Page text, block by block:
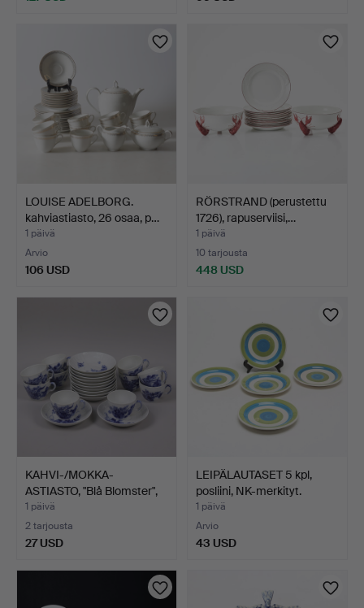
LOUISE ADELBORG.
kahviastiasto, 26 osaa, p…
1 päivä
Arvio
106 USD
RÖRSTRAND (perustettu
1726), rapuserviisi,…
1 päivä
10 tarjousta
448 USD
KAHVI-/MOKKA-
ASTIASTO, "Blå Blomster",
Roy…
1 päivä
2 tarjousta
27 USD
LEIPÄLAUTASET 5 kpl,
posliini, NK-merkityt.
1 päivä
Arvio
43 USD